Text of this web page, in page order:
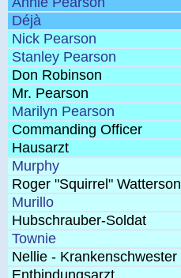
Déjà
Nick Pearson
Stanley Pearson
Don Robinson
Mr. Pearson
Marilyn Pearson
Commanding Officer
Hausarzt
Murphy
Roger "Squirrel" Watterson
Murillo
Hubschrauber-Soldat
Townie
Nellie - Krankenschwester
Entbindungsarzt